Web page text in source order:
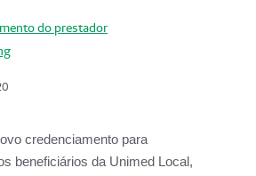
do prestador
credenciamento para
beneficiários da Unimed Local,